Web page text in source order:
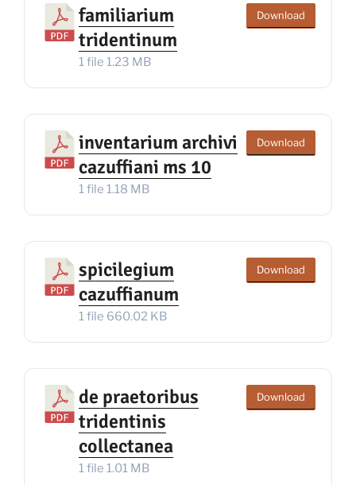
familiarium
tridentinum
1 file 1.23 MB
Download
inventarium archivi
cazuffiani ms 10
1 file 1.18 MB
Download
spicilegium
cazuffianum
1 file 660.02 KB
Download
de praetoribus
tridentinis
collectanea
1 file 1.01 MB
Download